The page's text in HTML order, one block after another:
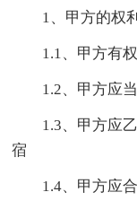
1、甲方的权
1.1、甲方有权
1.2、甲方应当
1.3、甲方应乙
宿
1.4、甲方应合